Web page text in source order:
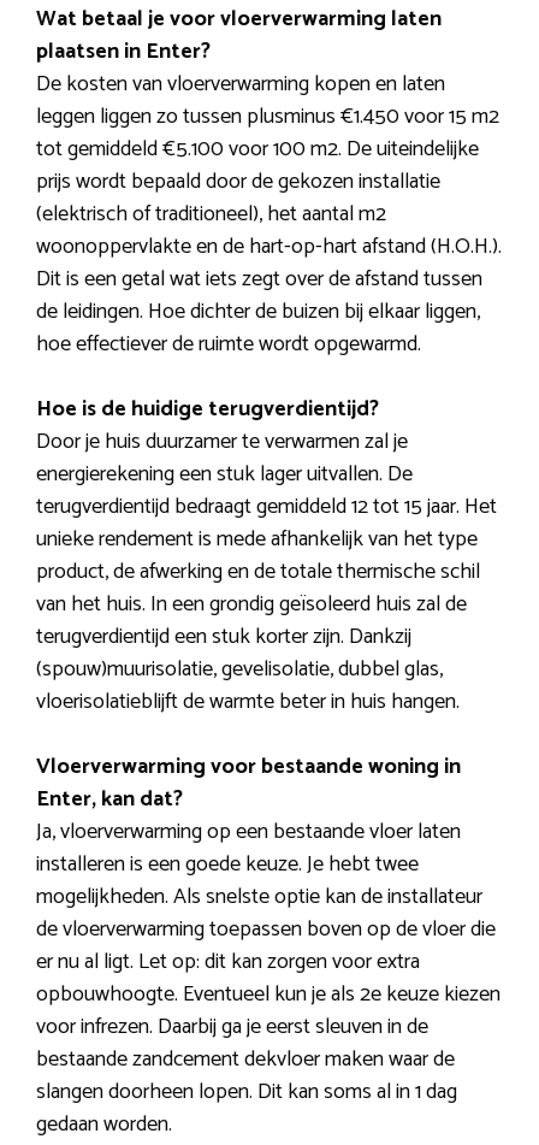
Wat betaal je voor vloerverwarming laten
plaatsen in Enter?
De kosten van vloerverwarming kopen en laten
leggen liggen zo tussen plusminus €1.450 voor 15 m2
tot gemiddeld €5.100 voor 100 m2. De uiteindelijke
prijs wordt bepaald door de gekozen installatie
(elektrisch of traditioneel), het aantal m2
woonoppervlakte en de hart-op-hart afstand (H.O.H.).
Dit is een getal wat iets zegt over de afstand tussen
de leidingen. Hoe dichter de buizen bij elkaar liggen,
hoe effectiever de ruimte wordt opgewarmd.
Hoe is de huidige terugverdientijd?
Door je huis duurzamer te verwarmen zal je
energierekening een stuk lager uitvallen. De
terugverdientijd bedraagt gemiddeld 12 tot 15 jaar. Het
unieke rendement is mede afhankelijk van het type
product, de afwerking en de totale thermische schil
van het huis. In een grondig geïsoleerd huis zal de
terugverdientijd een stuk korter zijn. Dankzij
(spouw)muurisolatie, gevelisolatie, dubbel glas,
vloerisolatieblijft de warmte beter in huis hangen.
Vloerverwarming voor bestaande woning in
Enter, kan dat?
Ja, vloerverwarming op een bestaande vloer laten
installeren is een goede keuze. Je hebt twee
mogelijkheden. Als snelste optie kan de installateur
de vloerverwarming toepassen boven op de vloer die
er nu al ligt. Let op: dit kan zorgen voor extra
opbouwhoogte. Eventueel kun je als 2e keuze kiezen
voor infrezen. Daarbij ga je eerst sleuven in de
bestaande zandcement dekvloer maken waar de
slangen doorheen lopen. Dit kan soms al in 1 dag
gedaan worden.